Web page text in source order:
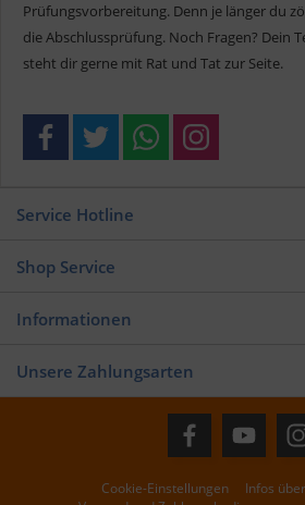
Prüfungsvorbereitung. Denn je länger du
die Abschlussprüfung. Noch Fragen? Dein
steht dir gerne mit Rat und Tat zur Seite.
Service Hotline
Shop Service
Informationen
Unsere Zahlungsarten
Cookie-Einstellungen
Infos